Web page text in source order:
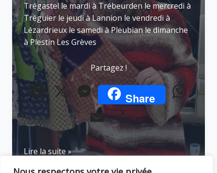
Trégastel le mardi à Trébeurden le mercredi à
Tréguier le jeudi à Lannion le vendredi à
Lézardrieux le samedi à Pleubian le dimanche
à Plestin Les Grèves
Partagez !
F
c
e
b
M
e
s
s
e
Share
W
h
t
E
m
a
P
a
r
les
Lire la suite »